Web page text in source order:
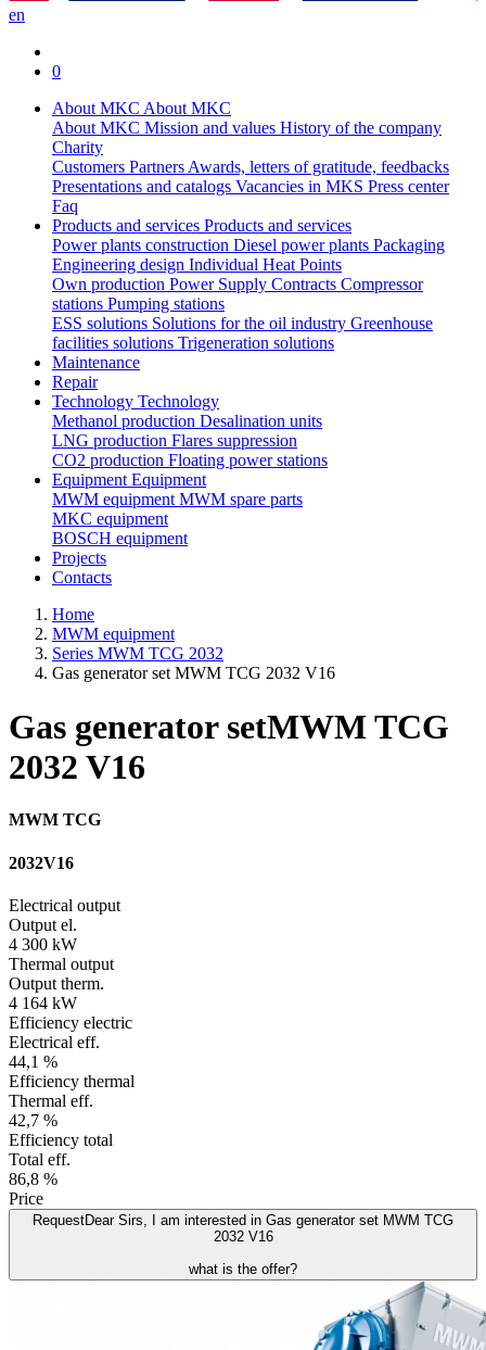
en
0
About MKC About MKC
About MKC Mission and values History of the company
Charity
Customers PartnersAwards, letters of gratitude, feedbacks
Presentations and catalogs Vacancies in MKS Press center
Faq
Products and services Products and services
Power plants construction Diesel power plants Packaging
Engineering design Individual Heat Points
Own production Power Supply Contracts Compressor
stations Pumping stations
ESS solutions Solutions for the oil industry Greenhouse
facilities solutions Trigeneration solutions
Maintenance
Repair
Technology Technology
Methanol production Desalination units
LNG production Flares suppression
СО2 production Floating power stations
EquipmentEquipment
MWM equipmentMWM spare parts
MKC equipment
BOSCH equipment
Projects
Contacts
Home
MWM equipment
Series MWM TCG 2032
Gas generator set MWM TCG 2032 V16
Gas generator setMWM TCG
2032 V16
MWM TCG
2032V16
Electrical output
Output el.
4 300 kW
Thermal output
Output therm.
4 164 kW
Efficiency electric
Electrical eff.
44,1 %
Efficiency thermal
Thermal eff.
42,7 %
Efficiency total
Total eff.
86,8 %
Price
RequestDear Sirs, I am interested in Gas generator set MWM TCG
2032 V16
what is the offer?